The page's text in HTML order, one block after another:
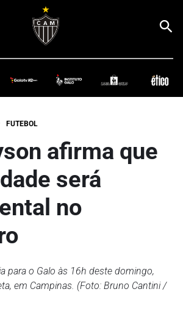
FUTEBOL
afirma que
será
no
para o Galo às 16h deste domingo,
em Campinas. (Foto: Bruno Cantini /